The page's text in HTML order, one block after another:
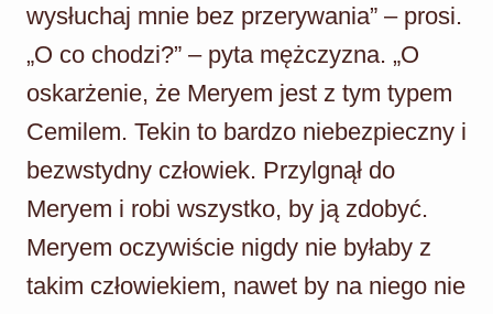
wysłuchaj mnie bez przerywania” – prosi.
„O co chodzi?” – pyta mężczyzna. „O
oskarżenie, że Meryem jest z tym typem
Cemilem. Tekin to bardzo niebezpieczny i
bezwstydny człowiek. Przylgnął do
Meryem i robi wszystko, by ją zdobyć.
Meryem oczywiście nigdy nie byłaby z
takim człowiekiem, nawet by na niego nie